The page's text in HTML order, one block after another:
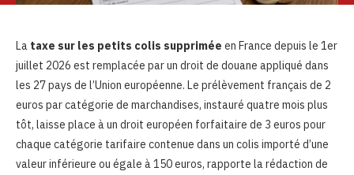
La taxe sur les petits colis supprimée en France depuis le 1er
juillet 2026 est remplacée par un droit de douane appliqué dans
les 27 pays de l’Union européenne. Le prélèvement français de 2
euros par catégorie de marchandises, instauré quatre mois plus
tôt, laisse place à un droit européen forfaitaire de 3 euros pour
chaque catégorie tarifaire contenue dans un colis importé d’une
valeur inférieure ou égale à 150 euros, rapporte la rédaction de